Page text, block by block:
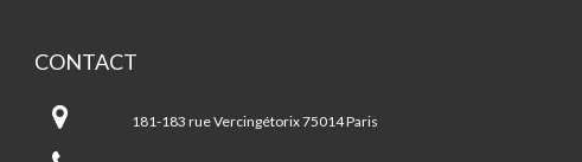
CONTACT
Angel
Parra
181-183 rue Vercingétorix 75014 Paris